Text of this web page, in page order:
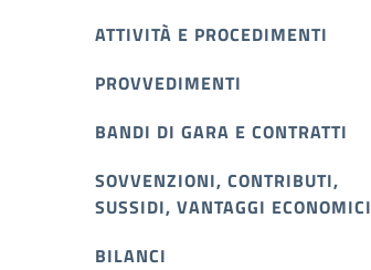
ATTIVITÀ E PROCEDIMENTI
PROVVEDIMENTI
BANDI DI GARA E CONTRATTI
SOVVENZIONI, CONTRIBUTI,
SUSSIDI, VANTAGGI ECONOMICI
BILANCI